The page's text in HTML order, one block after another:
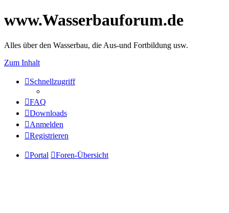
www.Wasserbauforum.de
Alles über den Wasserbau, die Aus-und Fortbildung usw.
Zum Inhalt
Schnellzugriff
FAQ
Downloads
Anmelden
Registrieren
Portal Foren-Übersicht